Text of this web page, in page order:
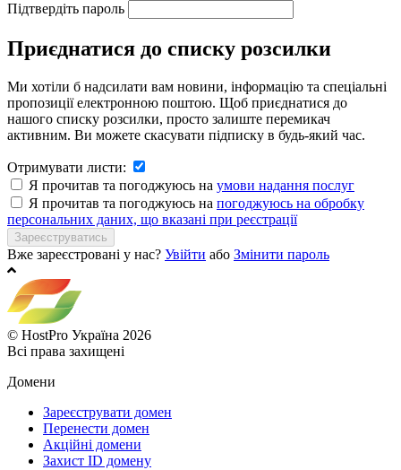
Підтвердіть пароль
Приєднатися до списку розсилки
Ми хотіли б надсилати вам новини, інформацію та спеціальні
пропозиції електронною поштою. Щоб приєднатися до
нашого списку розсилки, просто залиште перемикач
активним. Ви можете скасувати підписку в будь-який час.
Отримувати листи:
Я прочитав та погоджуюсь на умови надання послуг
Я прочитав та погоджуюсь на погоджуюсь на обробку
персональних даних, що вказані при реєстрації
Вже зареєстровані у нас? Увійти або Змінити пароль
© HostPro Україна 2026
Всі права захищені
Домени
Зареєструвати домен
Перенести домен
Акційні домени
Захист ID домену